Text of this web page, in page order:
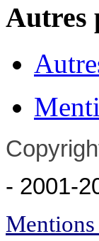
Autres
- 2001-
Mentions